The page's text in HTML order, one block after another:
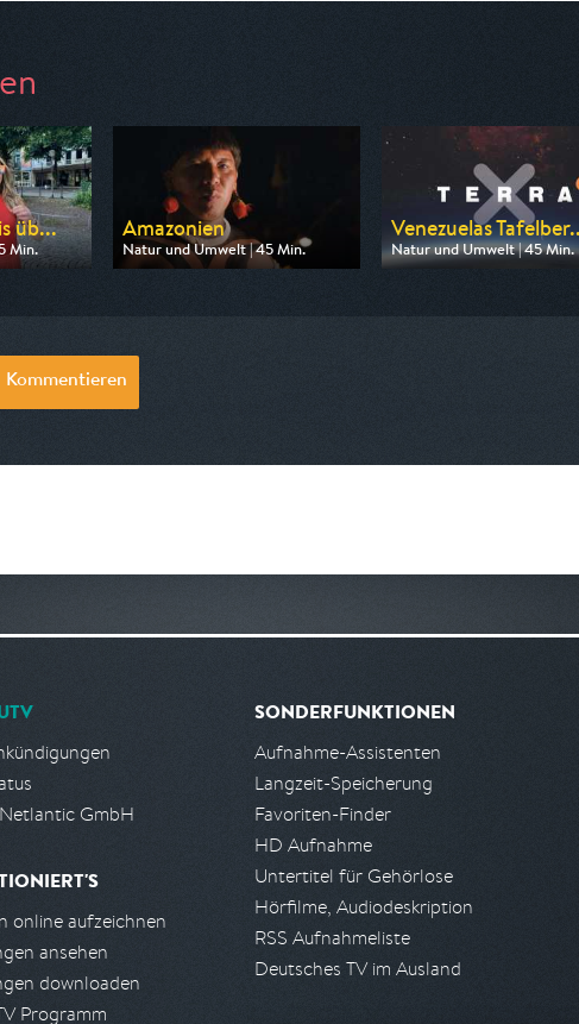
üb...
Min.
Amazonien
Natur und Umwelt | 45 Min.
Ausgestrahlt von ZDF neo
Venezuelas
Natur und Umwelt | 45 Min.
Ausgestrahlt von ZDF neo
Kommentieren
GmbH
online aufzeichnen
ansehen
downloaden
Programm
SONDERFUNKTIONEN
Aufnahme-Assistenten
Langzeit-Speicherung
Favoriten-Finder
HD Aufnahme
Untertitel für Gehörlose
Hörfilme, Audiodeskription
RSS Aufnahmeliste
Deutsches TV im Ausland